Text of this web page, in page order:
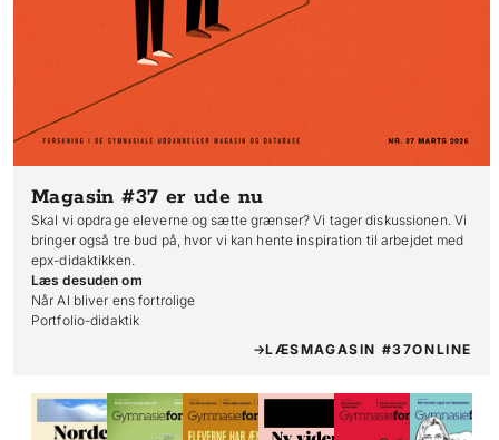
Magasin #37 er ude nu
Skal vi opdrage eleverne og sætte grænser? Vi tager diskussionen. Vi
bringer også tre bud på, hvor vi kan hente inspiration til arbejdet med
epx-didaktikken.
Læs desuden om
Når AI bliver ens fortrolige
Portfolio-didaktik
LÆSMAGASIN #37ONLINE